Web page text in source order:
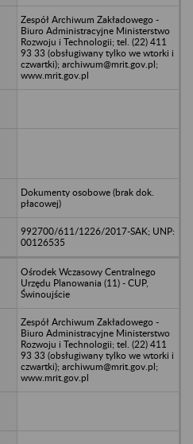
Zespół Archiwum Zakładowego -
Biuro Administracyjne Ministerstwo
Rozwoju i Technologii; tel. (22) 411
93 33 (obsługiwany tylko we wtorki i
czwartki); archiwum@mrit.gov.pl;
www.mrit.gov.pl
Dokumenty osobowe (brak dok.
płacowej)
992700/611/1226/2017-SAK; UNP:
00126535
Ośrodek Wczasowy Centralnego
Urzędu Planowania (11) - CUP,
Świnoujście
Zespół Archiwum Zakładowego -
Biuro Administracyjne Ministerstwo
Rozwoju i Technologii; tel. (22) 411
93 33 (obsługiwany tylko we wtorki i
czwartki); archiwum@mrit.gov.pl;
www.mrit.gov.pl